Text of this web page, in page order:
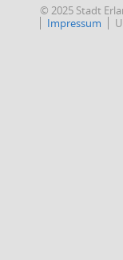
© 2025 Stadt
Impressum